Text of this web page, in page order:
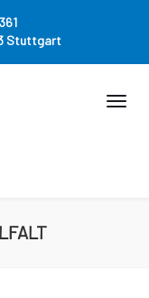
Stuttgart